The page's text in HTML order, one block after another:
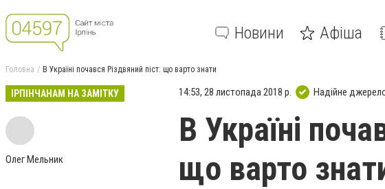
Новини Афіша
Головна В Україні почався Різдвяний піст: що варто знати
ІРПІНЧАНАМ НА ЗАМІТКУ
Олег Мельник
14:53, 28 листопада 2018 р. Надійне
В Україні
що варто